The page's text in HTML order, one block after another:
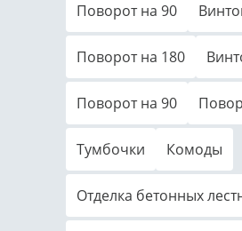
Поворот на 90
Поворот на 180
Поворот на 90
Тумбочки Комоды
Отделка бетонных